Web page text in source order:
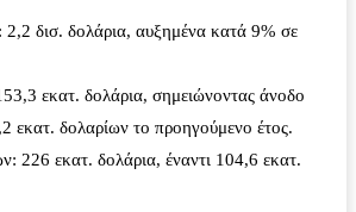
2,2 δισ. δολάρια, αυξημένα κατά 9% σε
εκατ. δολάρια, σημειώνοντας άνοδο
εκατ. δολαρίων το προηγούμενο έτος.
226 εκατ. δολάρια, έναντι 104,6 εκατ.